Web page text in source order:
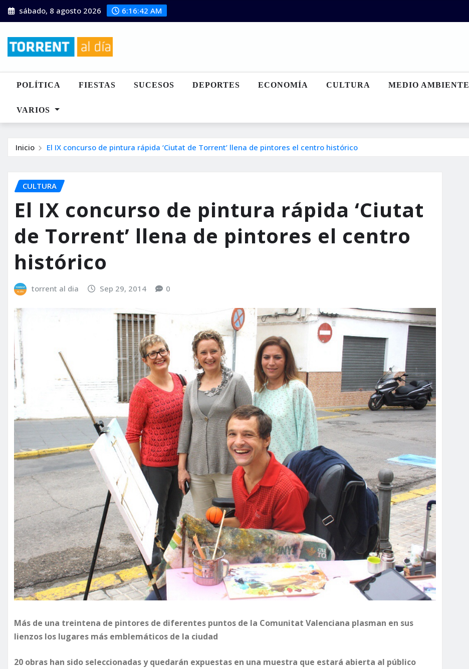
Saltar
al
sábado, 8 agosto 2026 6:16:44 AM
POLÍTICA FIESTAS SUCESOS DEPORTES ECONOMÍA CULTURA MEDIO AMBIENTE
VARIOS
Inicio El IX concurso de pintura rápida ‘Ciutat de Torrent’ llena de pintores el centro histórico
CULTURA
El IX concurso de pintura rápida ‘Ciutat
de Torrent’ llena de pintores el centro
histórico
torrent al dia Sep 29, 2014 0
Más de una treintena de pintores de diferentes puntos de la Comunitat Valenciana plasman en sus
lienzos los lugares más emblemáticos de la ciudad
20 obras han sido seleccionadas y quedarán expuestas en una muestra que estará abierta al público